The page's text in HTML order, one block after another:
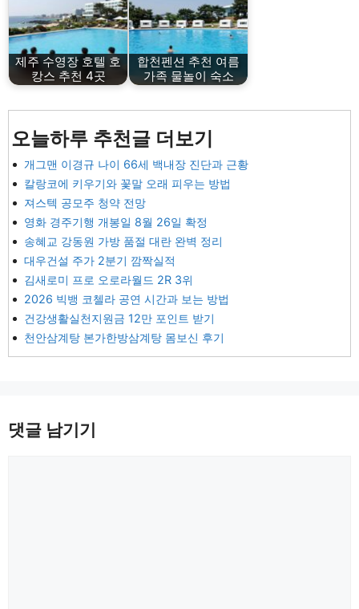
제주 수영장 호텔 호
캉스 추천 4곳
합천펜션 추천 여름
가족 물놀이 숙소
오늘하루 추천글 더보기
개그맨 이경규 나이 66세 백내장 진단과 근황
칼랑코에 키우기와 꽃말 오래 피우는 방법
져스텍 공모주 청약 전망
영화 경주기행 개봉일 8월 26일 확정
송혜교 강동원 가방 품절 대란 완벽 정리
대우건설 주가 2분기 깜짝실적
김새로미 프로 오로라월드 2R 3위
2026 빅뱅 코첼라 공연 시간과 보는 방법
건강생활실천지원금 12만 포인트 받기
천안삼계탕 본가한방삼계탕 몸보신 후기
댓글 남기기